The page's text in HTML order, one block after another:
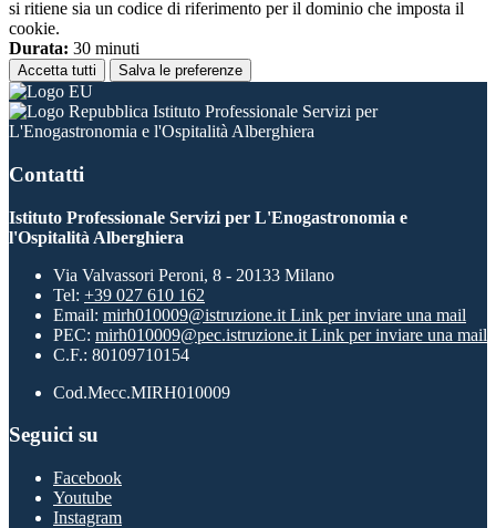
si ritiene sia un codice di riferimento per il dominio che imposta il
cookie.
Durata: 30 minuti
Accetta tutti Salva le preferenze
Istituto Professionale Servizi per
L'Enogastronomia e l'Ospitalità Alberghiera
Contatti
Istituto Professionale Servizi per L'Enogastronomia e
l'Ospitalità Alberghiera
Via Valvassori Peroni, 8 - 20133 Milano
Tel: +39 027 610 162
Email: mirh010009@istruzione.it Link per inviare una mail
PEC: mirh010009@pec.istruzione.it Link per inviare una mail
C.F.: 80109710154
Cod.Mecc.MIRH010009
Seguici su
Facebook
Youtube
Instagram